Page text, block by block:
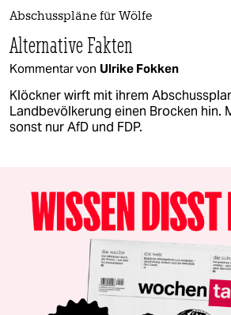
Abschusspläne für Wölfe
Alternative Fakten
Kommentar von Ulrike Fokken
Klöckner wirft mit ihrem
Landbevölkerung einen Brocken hin.
sonst nur AfD und FDP.